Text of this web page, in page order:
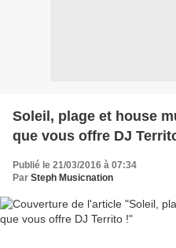
Soleil, plage et house
que vous offre DJ
Publié le 21/03/2016 à 07:34
Par Steph Musicnation